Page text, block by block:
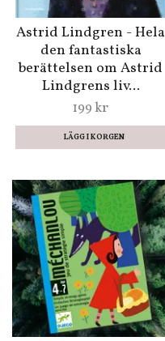
Astrid Lindgren - Hela
den fantastiska
berättelsen om Astrid
Lindgrens liv...
199 kr